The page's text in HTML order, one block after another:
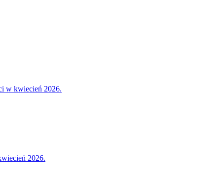
w kwiecień 2026.
2026.